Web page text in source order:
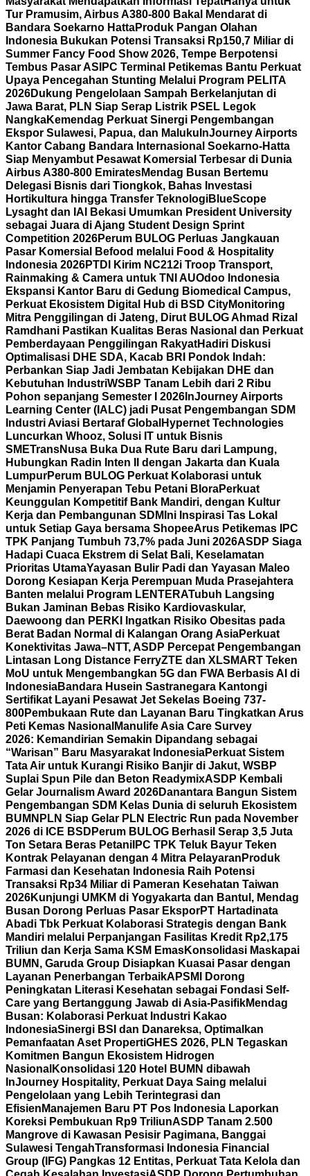
Tur Pramusim, Airbus A380-800 Bakal Mendarat di
Bandara Soekarno HattaProduk Pangan Olahan
Indonesia Bukukan Potensi Transaksi Rp150,7 Miliar di
Summer Fancy Food Show 2026, Tempe Berpotensi
Tembus Pasar AS IPC Terminal Petikemas Bantu Perkuat
Upaya Pencegahan Stunting Melalui Program PELITA
2026Dukung Pengelolaan Sampah Berkelanjutan di
Jawa Barat, PLN Siap Serap Listrik PSEL Legok
NangkaKemendag Perkuat Sinergi Pengembangan
Ekspor Sulawesi, Papua, dan Maluku InJourney Airports
Kantor Cabang Bandara Internasional Soekarno-Hatta
Siap Menyambut Pesawat Komersial Terbesar di Dunia
Airbus A380-800 EmiratesMendag Busan Bertemu
Delegasi Bisnis dari Tiongkok, Bahas Investasi
Hortikultura hingga Transfer TeknologiBlueScope
Lysaght dan IAI Bekasi Umumkan President University
sebagai Juara di Ajang Student Design Sprint
Competition 2026Perum BULOG Perluas Jangkauan
Pasar Komersial Befood melalui Food & Hospitality
Indonesia 2026PTDI Kirim NC212i Troop Transport,
Rainmaking & Camera untuk TNI AUOdoo Indonesia
Ekspansi Kantor Baru di Gedung Biomedical Campus,
Perkuat Ekosistem Digital Hub di BSD CityMonitoring
Mitra Penggilingan di Jateng, Dirut BULOG Ahmad Rizal
Ramdhani Pastikan Kualitas Beras Nasional dan Perkuat
Pemberdayaan Penggilingan RakyatHadiri Diskusi
Optimalisasi DHE SDA, Kacab BRI Pondok Indah:
Perbankan Siap Jadi Jembatan Kebijakan DHE dan
Kebutuhan IndustriWSBP Tanam Lebih dari 2 Ribu
Pohon sepanjang Semester I 2026 InJourney Airports
Learning Center (IALC) jadi Pusat Pengembangan SDM
Industri Aviasi Bertaraf Global Hypernet Technologies
Luncurkan Whooz, Solusi IT untuk Bisnis
SMETransNusa Buka Dua Rute Baru dari Lampung,
Hubungkan Radin Inten II dengan Jakarta dan Kuala
LumpurPerum BULOG Perkuat Kolaborasi untuk
Menjamin Penyerapan Tebu Petani BloraPerkuat
Keunggulan Kompetitif Bank Mandiri, dengan Kultur
Kerja dan Pembangunan SDM Ini Inspirasi Tas Lokal
untuk Setiap Gaya bersama ShopeeArus Petikemas IPC
TPK Panjang Tumbuh 73,7% pada Juni 2026ASDP Siaga
Hadapi Cuaca Ekstrem di Selat Bali, Keselamatan
Prioritas UtamaYayasan Bulir Padi dan Yayasan Maleo
Dorong Kesiapan Kerja Perempuan Muda Prasejahtera
Banten melalui Program LENTERATubuh Langsing
Bukan Jaminan Bebas Risiko Kardiovaskular,
Daewoong dan PERKI Ingatkan Risiko Obesitas pada
Berat Badan Normal di Kalangan Orang AsiaPerkuat
Konektivitas Jawa–NTT, ASDP Percepat Pengembangan
Lintasan Long Distance FerryZTE dan XLSMART Teken
MoU untuk Mengembangkan 5G dan FWA Berbasis AI di
IndonesiaBandara Husein Sastranegara Kantongi
Sertifikat Layani Pesawat Jet Sekelas Boeing 737-
800Pembukaan Rute dan Layanan Baru Tingkatkan Arus
Peti Kemas Nasional Manulife Asia Care Survey
2026: Kemandirian Semakin Dipandang sebagai
“Warisan” Baru Masyarakat IndonesiaPerkuat Sistem
Tata Air untuk Kurangi Risiko Banjir di Jakut, WSBP
Suplai Spun Pile dan Beton ReadymixASDP Kembali
Gelar Journalism Award 2026Danantara Bangun Sistem
Pengembangan SDM Kelas Dunia di seluruh Ekosistem
BUMN PLN Siap Gelar PLN Electric Run pada November
2026 di ICE BSD Perum BULOG Berhasil Serap 3,5 Juta
Ton Setara Beras Petani IPC TPK Teluk Bayur Teken
Kontrak Pelayanan dengan 4 Mitra Pelayaran Produk
Farmasi dan Kesehatan Indonesia Raih Potensi
Transaksi Rp34 Miliar di Pameran Kesehatan Taiwan
2026Kunjungi UMKM di Yogyakarta dan Bantul, Mendag
Busan Dorong Perluas Pasar EksporPT Hartadinata
Abadi Tbk Perkuat Kolaborasi Strategis dengan Bank
Mandiri melalui Perpanjangan Fasilitas Kredit Rp2,175
Triliun dan Kerja Sama KSM EmasKonsolidasi Maskapai
BUMN, Garuda Group Disiapkan Kuasai Pasar dengan
Layanan Penerbangan TerbaikAPSMI Dorong
Peningkatan Literasi Kesehatan sebagai Fondasi Self-
Care yang Bertanggung Jawab di Asia-PasifikMendag
Busan: Kolaborasi Perkuat Industri Kakao
IndonesiaSinergi BSI dan Danareksa, Optimalkan
Pemanfaatan Aset PropertiGHES 2026, PLN Tegaskan
Komitmen Bangun Ekosistem Hidrogen
Nasional Konsolidasi 120 Hotel BUMN dibawah
InJourney Hospitality, Perkuat Daya Saing melalui
Pengelolaan yang Lebih Terintegrasi dan
Efisien Manajemen Baru PT Pos Indonesia Laporkan
Koreksi Pembukuan Rp9 TriliunASDP Tanam 2.500
Mangrove di Kawasan Pesisir Pagimana, Banggai
Sulawesi TengahTransformasi Indonesia Financial
Group (IFG) Pangkas 12 Entitas, Perkuat Tata Kelola dan